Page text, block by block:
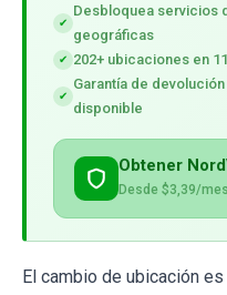
✔
Desbloquea servicios
geográficas
✔ 202+ ubicaciones en
✔
Garantía de
disponible
Obtener
Desde $3,39/
El cambio de ubicación